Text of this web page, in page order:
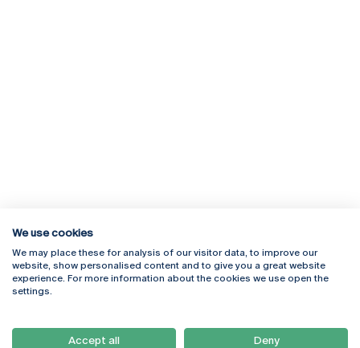
Rua Diogo Botelho 1327
4169-005 Porto
+351 226 196 240
Campus Online
Webmail
Como Chegar
We use cookies
We may place these for analysis of our visitor data, to improve our
website, show personalised content and to give you a great website
experience. For more information about the cookies we use open the
settings.
Accept all Deny